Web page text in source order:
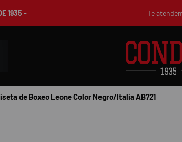
1935 - Te
de Boxeo Leone Color Negro/Italia AB721